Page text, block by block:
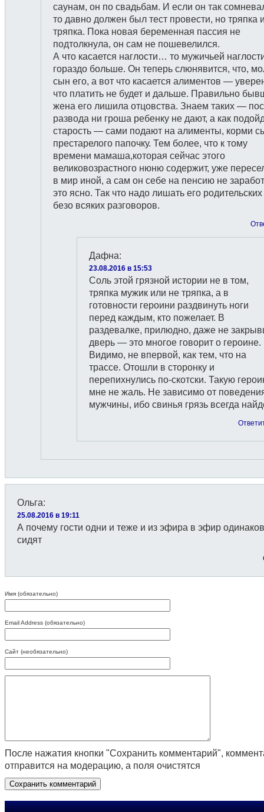
саунам, он по свадьбам. И если он так
то давно должен был тест провести, но тряпка
тряпка. Пока новая беременная пассия не
подтолкнула, он сам не пошевелился.
А что касается наглости… то мужичьей
гораздо больше. Он теперь слюнявится, что,
сын его, а вот что касается алиментов —
что платить не будет и дальше. Правильно
жена его лишила отцовства. Знаем таких —
развода ни гроша ребенку не дают, а как
старость — сами подают на алименты, корми
престарелого папочку. Тем более, что к тому
времени мамаша,которая сейчас этого
великовозрастного нюню содержит, уже
в мир иной, а сам он себе на пенсию не
это ясно. Так что надо лишать его
безо всяких разговоров.
Дафна:
23.08.2016 в 15:53
Соль этой грязной истории не в том,
тряпка мужик или не тряпка, а в
готовности героини раздвинуть ноги
перед каждым, кто пожелает. В
раздевалке, прилюдно, даже не
дверь — это многое говорит о героине.
Видимо, не впервой, как тем, что на
трассе. Отошли в сторонку и
перепихнулись по-скотски. Такую
мне не жаль. Не зависимо от
мужчины, ибо свинья грязь всегда
Ольга:
25.08.2016 в 19:11
А почему гости одни и теже и из эфира в эфир
сидят
Имя (обязательно)
Email Address (обязательно)
Сайт (необязательно)
После нажатия кнопки "Сохранить комментарий",
отправится на модерацию, а поля очистятся